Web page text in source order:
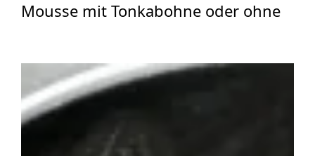
Mousse mit Tonkabohne oder ohne